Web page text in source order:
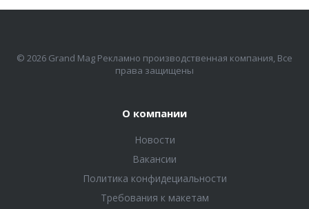
© 2026 Grand Mag Рекламно производственная компания, Все
права защищены
О компании
Новости
Вакансии
Политика конфидециальности
Требования к макетам